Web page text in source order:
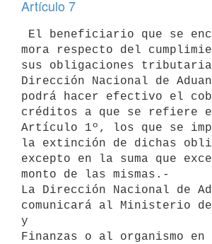
Artículo 7
mora respecto del
sus obligaciones
Dirección Nacional de
podrá hacer efectivo el
créditos a que se refiere
Artículo 1º, los que se
la extinción de dichas
excepto en la suma que
monto de las mismas.-
La Dirección Nacional de
comunicará al Ministerio de
y
Finanzas o al organismo en